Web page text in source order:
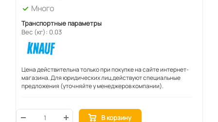
Много
Транспортные параметры
Вес (кг): 0.03
Цена действительна только при покупке на сайте интернет-
магазина. Для юридических лиц действуют специальные
предложения (уточняйте у менеджеров компании).
В корзину